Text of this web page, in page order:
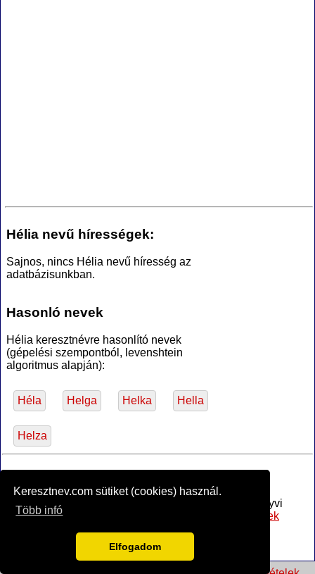
Keresztnev.com sütiket (cookies) használ.
Több infó
Elfogadom
Hélia nevű hírességek:
Sajnos, nincs Hélia nevű híresség az
adatbázisunkban.
Hasonló nevek
Hélia keresztnévre hasonlító nevek
(gépelési szempontból, levenshtein
algoritmus alapján):
Héla Helga Helka Hella
Helza
Az MTA Nyelvtudományi Intézete által anyakönyvi
bejegyzésre alkalmasnak minősített
női utónevek
névnapok és jelentések nagy része